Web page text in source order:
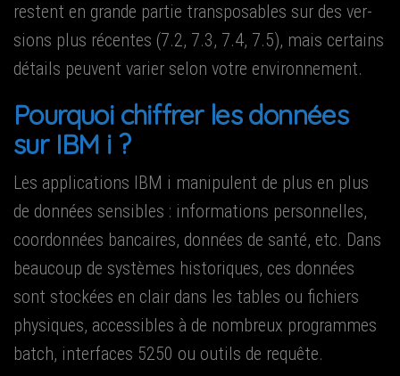
res­tent en grande par­tie trans­po­sables sur des ver­
sions plus récentes (7.2, 7.3, 7.4, 7.5), mais cer­tains
détails peuvent varier selon votre environnement.
Pour­quoi chif­frer les don­nées
sur IBM i ?
Les appli­ca­tions IBM i mani­pulent de plus en plus
de don­nées sen­sibles : infor­ma­tions per­son­nelles,
coor­don­nées ban­caires, don­nées de san­té, etc. Dans
beau­coup de sys­tèmes his­to­riques, ces don­nées
sont sto­ckées en clair dans les tables ou fichiers
phy­siques, acces­sibles à de nom­breux pro­grammes
batch, inter­faces 5250 ou outils de requête.